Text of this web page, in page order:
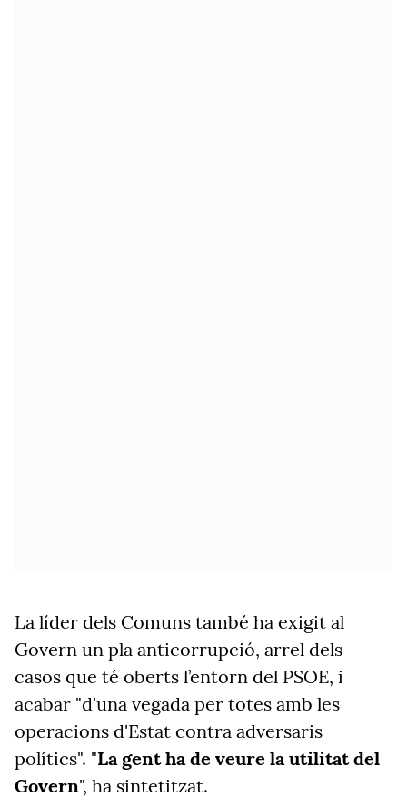
La líder dels Comuns també ha exigit al
Govern un pla anticorrupció, arrel dels
casos que té oberts l’entorn del PSOE, i
acabar "d'una vegada per totes amb les
operacions d'Estat contra adversaris
polítics". "La gent ha de veure la utilitat del
Govern", ha sintetitzat.